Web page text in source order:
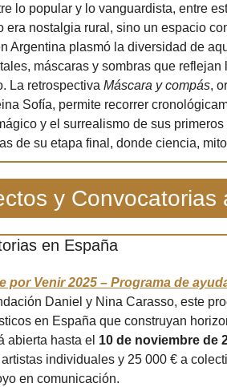
lo popular y lo vanguardista, entre
era nostalgia rural, sino un espacio
Argentina plasmó la diversidad de
máscaras y sombras que
La retrospectiva Máscara y compás,
Sofía, permite recorrer
y el surrealismo de sus
de su etapa final, donde ciencia,
y
en España
por Venir 2025 – Programa de
Daniel y Nina Carasso, este
en España que construyan
abierta hasta el 10 de noviembre de
individuales y 25 000 € a
en comunicación.